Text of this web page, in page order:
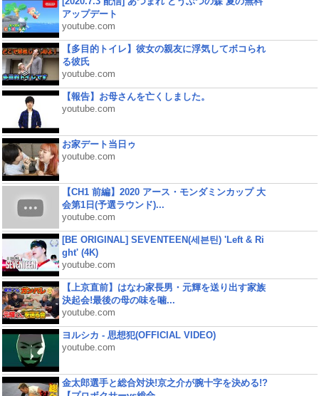
アップデート
youtube.com
【多目的トイレ】彼女の親友に浮気してボコられ
る彼氏
youtube.com
【報告】お母さんを亡くしました。
youtube.com
お家デート当日ゥ
youtube.com
【CH1 前編】2020 アース・モンダミンカップ 大
会第1日(予選ラウンド)...
youtube.com
[BE ORIGINAL] SEVENTEEN(세븐틴) 'Left & Ri
ght' (4K)
youtube.com
【上京直前】はなわ家長男・元輝を送り出す家族
決起会!最後の母の味を噛...
youtube.com
ヨルシカ - 思想犯(OFFICIAL VIDEO)
youtube.com
金太郎選手と総合対決!京之介が腕十字を決める!?